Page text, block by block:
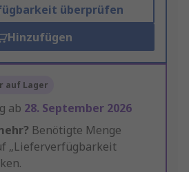
überprüfen
Hinzufügen
auf Lager
ab 28. September 2026
Benötigte Menge
„Lieferverfügbarkeit